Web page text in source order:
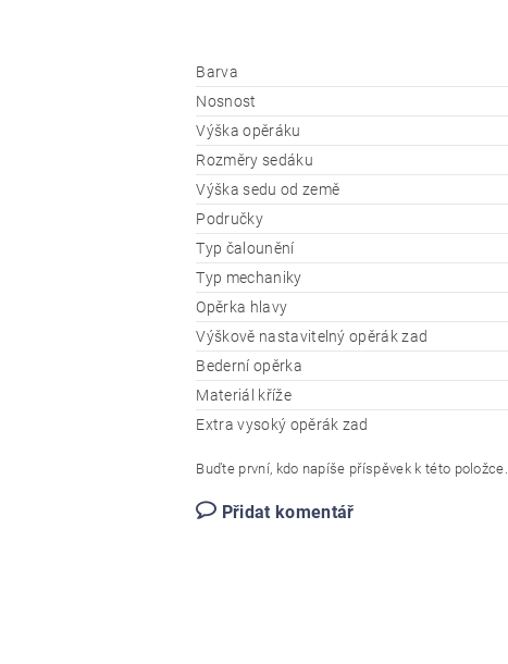
Barva
Nosnost
Výška opěráku
Rozměry sedáku
Výška sedu od země
Područky
Typ čalounění
Typ mechaniky
Opěrka hlavy
Výškově nastavitelný opěrák zad
Bederní opěrka
Materiál kříže
Extra vysoký opěrák zad
Buďte první, kdo napíše příspěvek k této položce.
Přidat komentář